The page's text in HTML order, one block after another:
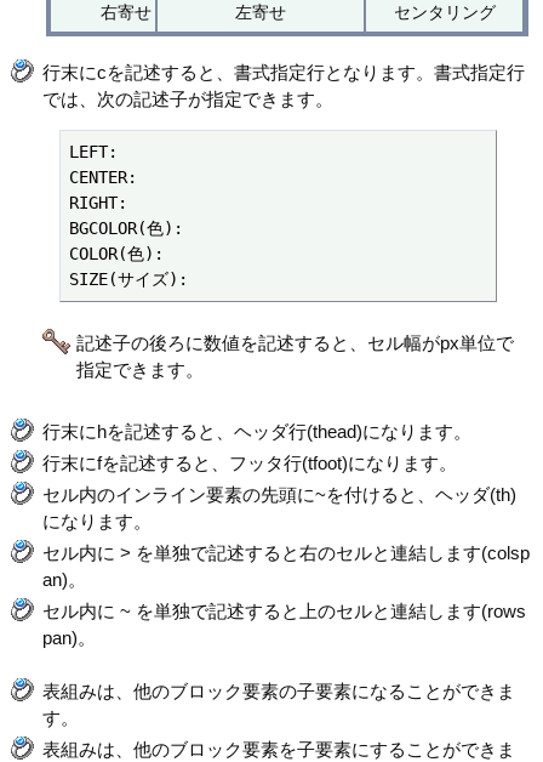
右寄せ 左寄せ センタリング
行末にcを記述すると、書式指定行となります。書式指定行
では、次の記述子が指定できます。
LEFT:
CENTER:
RIGHT:
BGCOLOR(色):
COLOR(色):
SIZE(サイズ):
記述子の後ろに数値を記述すると、セル幅がpx単位で
指定できます。
行末にhを記述すると、ヘッダ行(thead)になります。
行末にfを記述すると、フッタ行(tfoot)になります。
セル内のインライン要素の先頭に~を付けると、ヘッダ(th)
になります。
セル内に > を単独で記述すると右のセルと連結します(colsp
an)。
セル内に ~ を単独で記述すると上のセルと連結します(rows
pan)。
表組みは、他のブロック要素の子要素になることができま
す。
表組みは、他のブロック要素を子要素にすることができま